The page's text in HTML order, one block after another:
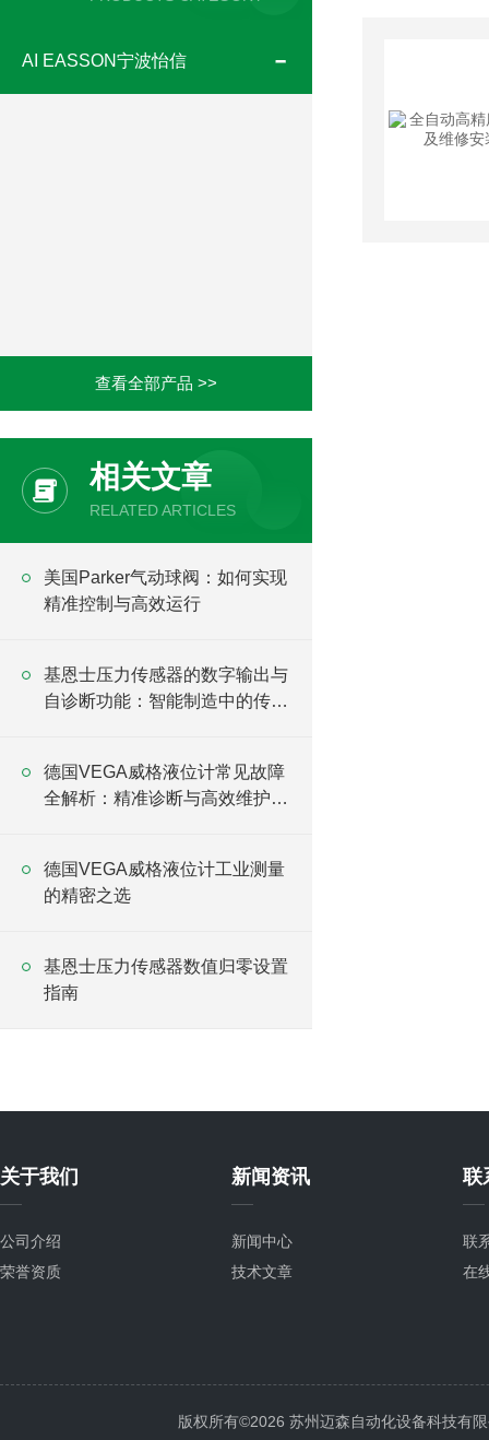
AI EASSON宁波怡信
查看全部产品 >>
相关文章
RELATED ARTICLES
美国Parker气动球阀：如何实现
精准控制与高效运行
基恩士压力传感器的数字输出与
自诊断功能：智能制造中的传感
德国VEGA威格液位计常见故障
全解析：精准诊断与高效维护指
德国VEGA威格液位计工业测量
的精密之选
基恩士压力传感器数值归零设置
指南
关于我们
公司介绍
荣誉资质
新闻资讯
新闻中心
技术文章
联
联
在
版权所有©2026 苏州迈森自动化设备科技有